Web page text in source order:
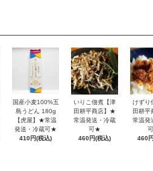
国産小麦100%五
島うどん 180g
【虎屋】★常温
発送・冷蔵可★
410円(税込)
いりこ佃煮【津
田耕平商店】★
常温発送・冷蔵
可★
460円(税込)
けずり
田耕
常温発
460